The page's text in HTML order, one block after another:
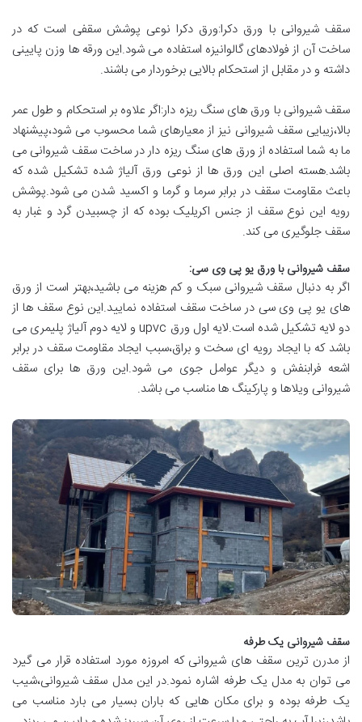
سقف شیروانی با ورق دکرا:ورق دکرا نوعی پوشش سقفی است که در
ساخت آن از فولادهای گالوانیزه استفاده می شود.این ورقه ها وزن پایینی
داشته و در مقابل از استحکام بالایی برخوردار می باشند.
سقف شیروانی با ورق های سنگ ریزه دار:اگر علاوه بر استحکام و طول عمر
بالا،زیبایی سقف شیروانی نیز از معیارهای شما محسوب می شود،پیشنهاد
ما به شما استفاده از ورق های سنگ ریزه دار در ساخت سقف شیروانی می
باشد.هسته اصلی این ورق ها از نوعی ورق آلیاژ شده تشکیل شده که
باعث مقاومت سقف در برابر سرما و گرما و اکسید شدن می شود.پوشش
رویه این نوع سقف از جنس اکریلیک بوده که از چسبیدن گرد و غبار به
سقف جلوگیری می کند.
سقف شیروانی با ورق یو پی وی سی:
اگر به دنبال سقف شیروانی سبک و کم هزینه می باشید،بهتر است از ورق
های یو پی وی سی در ساخت سقف استفاده نمایید.این نوع سقف ها از
دو لایه تشکیل شده است.لایه اول ورق upvc و لایه دوم آلیاژ پلیمری می
باشد که با ایجاد رویه ای سخت و براق،سبب ایجاد مقاومت سقف در برابر
اشعه فرابنفش و دیگر عوامل جوی می شود.این ورق ها برای سقف
شیروانی ویلاها و پارکینگ ها مناسب می باشد.
سقف شیروانی یک طرفه
از مدرن ترین سقف های شیروانی که امروزه مورد استفاده قرار می گیرد
می توان به مدل یک طرفه اشاره نمود.در این مدل سقف شیروانی،شیب
یک طرفه بوده و برای مکان هایی که باران بسیار می بارد مناسب می